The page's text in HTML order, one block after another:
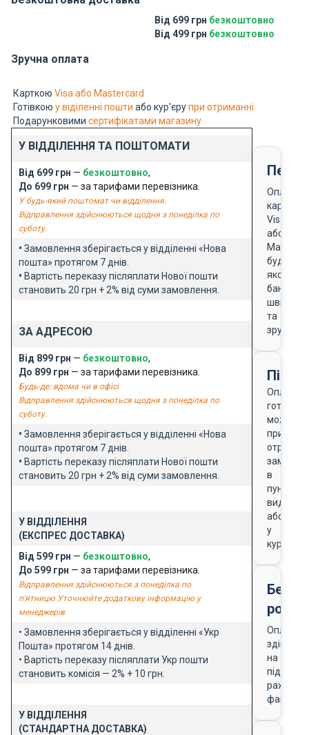
Від 699 грн безкоштовно
Від 499 грн безкоштовно
Зручна оплата
Карткою Visa або Mastercard
Готівкою у віділенні пошти або кур'єрупри отриманні
Подарунковими сертифікатами магазину
У ВІДДІЛЕННЯ ТА ПОШТОМАТИ
Від 699 грн — безкоштовно,
До 699 грн — за тарифами перевізника.
У будь-який поштомат чи відділення.
Відправлення здійснюються щодня з понеділка по
суботу.
• Замовлення зберігається у відділенні «Нова
пошта» протягом 7 днів.
• Вартість переказу післяплати Нової пошти
становить 20 грн + 2% від суми замовлення.
ЗА АДРЕСОЮ
Від 899 грн — безкоштовно,
До 899 грн — за тарифами перевізника.
Будь-де: вдома чи в офісі
Відправлення здійснюються щодня з понеділка по
суботу.
• Замовлення зберігається у відділенні «Нова
пошта» протягом 7 днів.
• Вартість переказу післяплати Нової пошти
становить 20 грн + 2% від суми замовлення.
У ВІДДІЛЕННЯ
(ЕКСПРЕС ДОСТАВКА)
Від 599 грн — безкоштовно,
До 599 грн — за тарифами перевізника.
Відправлення здійснюються з понеділка по
п'ятницю Уточнюйте додаткову інформацію у
менеджерів.
• Замовлення зберігається у відділенні «Укр
Пошта» протягом 14 днів.
• Вартість переказу післяплати Укр пошти
становить комісія — 2% + 10 грн.
У ВІДДІЛЕННЯ
(СТАНДАРТНА ДОСТАВКА)
Оплата
карткою
Visa
або
будь-
якого
банку
швидко
та
зручно
Оплата
готівкою
можлива
при
в
пункті
видачі
або
у
кур'єра
Оплата
на
підставі
рахунку-
фактури